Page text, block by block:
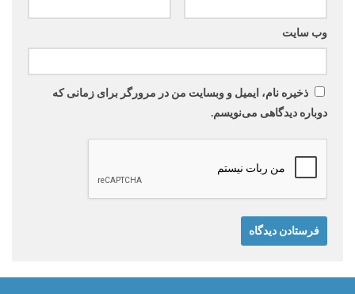
وب‌ سایت
ذخیره نام، ایمیل و وبسایت من در مرورگر برای زمانی که
دوباره دیدگاهی می‌نویسم.